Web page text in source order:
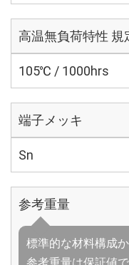
高温無負荷特性
105℃ / 1000hrs
端子メッキ
Sn
参考重量
標準的な材料構成